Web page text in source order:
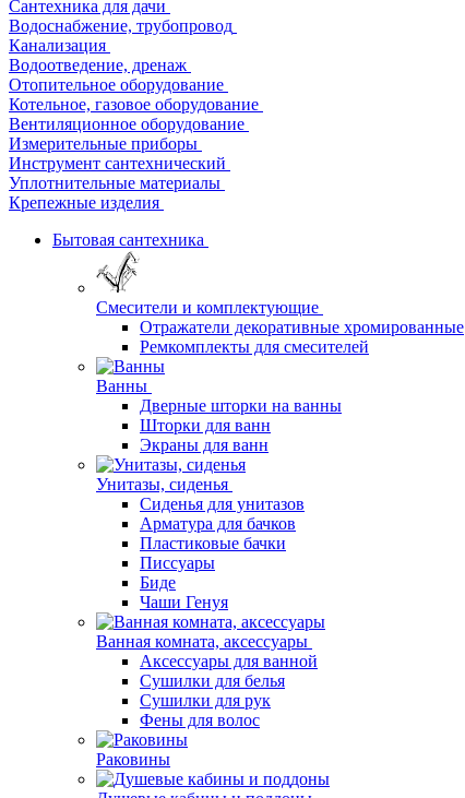
Сантехника для дачи
Водоснабжение, трубопровод
Канализация
Водоотведение, дренаж
Отопительное оборудование
Котельное, газовое оборудование
Вентиляционное оборудование
Измерительные приборы
Инструмент сантехнический
Уплотнительные материалы
Крепежные изделия
Бытовая сантехника
Смесители и комплектующие
Отражатели декоративные хромированные
Ремкомплекты для смесителей
Ванны
Дверные шторки на ванны
Шторки для ванн
Экраны для ванн
Унитазы, сиденья
Сиденья для унитазов
Арматура для бачков
Пластиковые бачки
Писсуары
Биде
Чаши Генуя
Ванная комната, аксессуары
Аксессуары для ванной
Сушилки для белья
Сушилки для рук
Фены для волос
Раковины